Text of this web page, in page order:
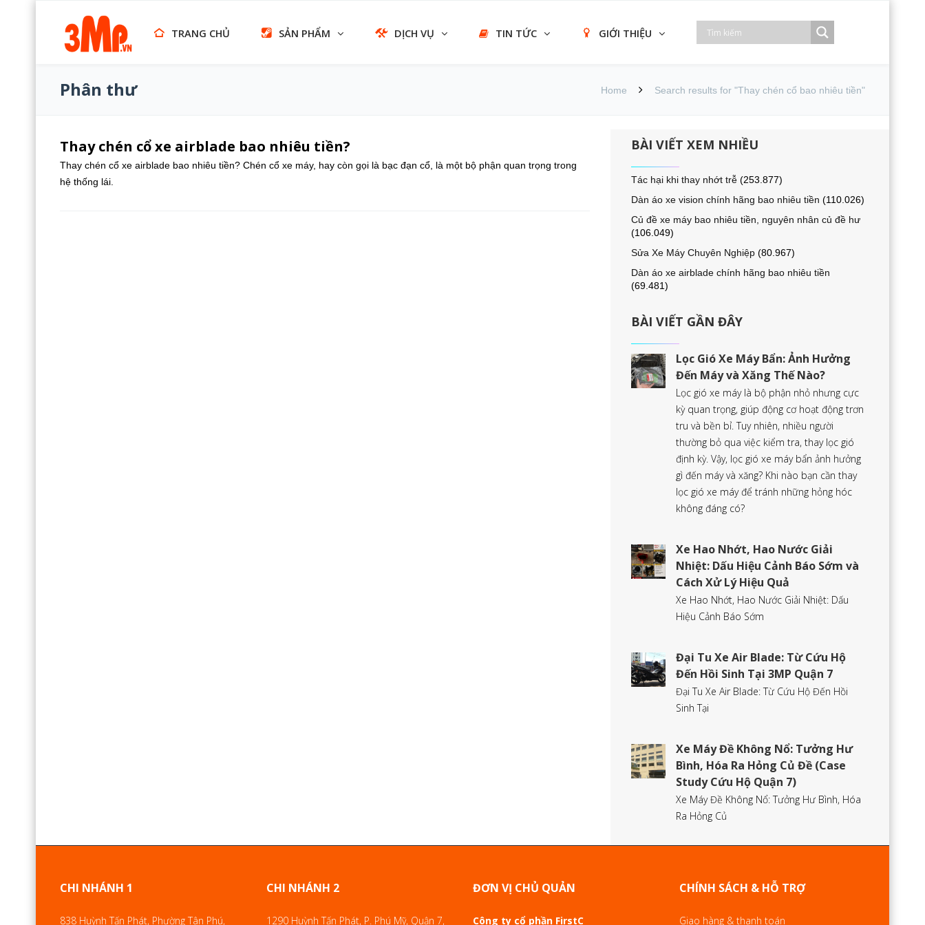
TRANG CHỦ SẢN PHẨM DỊCH VỤ TIN TỨC GIỚI THIỆU
Phân thư Home Search results for "Thay chén cổ bao nhiêu tiền"
Thay chén cổ xe airblade bao nhiêu tiền?
Thay chén cổ xe airblade bao nhiêu tiền? Chén cổ xe máy, hay còn gọi là bạc đạn cổ, là một bộ phận quan trọng trong
hệ thống lái.
BÀI VIẾT XEM NHIỀU
Tác hại khi thay nhớt trễ (253.877)
Dàn áo xe vision chính hãng bao nhiêu tiền (110.026)
Củ đề xe máy bao nhiêu tiền, nguyên nhân củ đề hư
(106.049)
Sửa Xe Máy Chuyên Nghiệp (80.967)
Dàn áo xe airblade chính hãng bao nhiêu tiền
(69.481)
BÀI VIẾT GẦN ĐÂY
Lọc Gió Xe Máy Bẩn: Ảnh Hưởng
Đến Máy và Xăng Thế Nào?
Lọc gió xe máy là bộ phận nhỏ nhưng cực
kỳ quan trọng, giúp động cơ hoạt động trơn
tru và bền bỉ. Tuy nhiên, nhiều người
thường bỏ qua việc kiểm tra, thay lọc gió
định kỳ. Vậy, lọc gió xe máy bẩn ảnh hưởng
gì đến máy và xăng? Khi nào bạn cần thay
lọc gió xe máy để tránh những hỏng hóc
không đáng có?
Xe Hao Nhớt, Hao Nước Giải
Nhiệt: Dấu Hiệu Cảnh Báo Sớm và
Cách Xử Lý Hiệu Quả
Xe Hao Nhớt, Hao Nước Giải Nhiệt: Dấu
Hiệu Cảnh Báo Sớm
Đại Tu Xe Air Blade: Từ Cứu Hộ
Đến Hồi Sinh Tại 3MP Quận 7
Đại Tu Xe Air Blade: Từ Cứu Hộ Đến Hồi
Sinh Tại
Xe Máy Đề Không Nổ: Tưởng Hư
Bình, Hóa Ra Hỏng Củ Đề (Case
Study Cứu Hộ Quận 7)
Xe Máy Đề Không Nổ: Tưởng Hư Bình, Hóa
Ra Hỏng Củ
CHI NHÁNH 1
838 Huỳnh Tấn Phát, Phường Tân Phú,
CHI NHÁNH 2
1290 Huỳnh Tấn Phát, P. Phú Mỹ, Quận 7,
ĐƠN VỊ CHỦ QUẢN
Công ty cổ phần FirstC
CHÍNH SÁCH & HỖ TRỢ
Giao hàng & thanh toán